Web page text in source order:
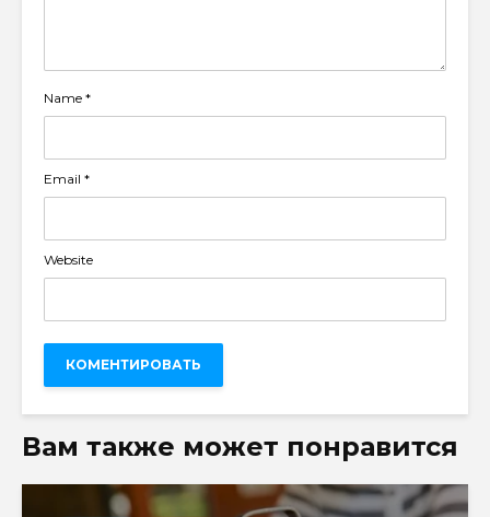
Name *
Email *
Website
Вам также может понравится